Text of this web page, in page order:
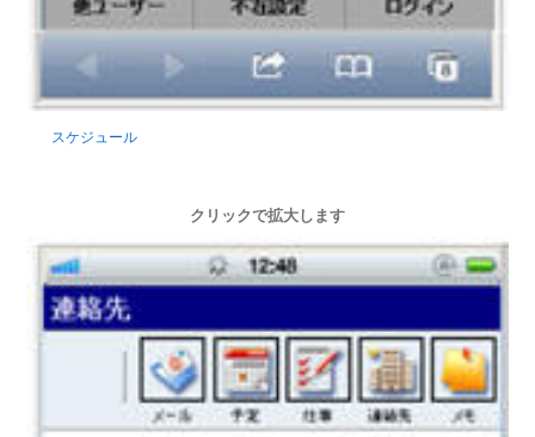
スケジュール
クリックで拡大します